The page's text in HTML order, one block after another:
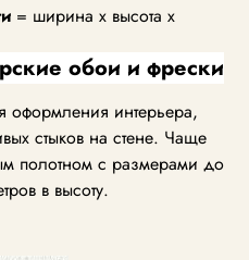
= ширина х высота х
обои и фрески
оформления интерьера,
стыков на стене. Чаще
полотном с размерами до
в высоту.